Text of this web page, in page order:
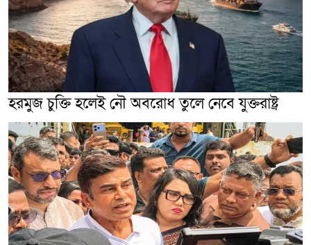
হরমুজ চুক্তি হলেই নৌ অবরোধ তুলে নেবে যুক্তরাষ্ট্র